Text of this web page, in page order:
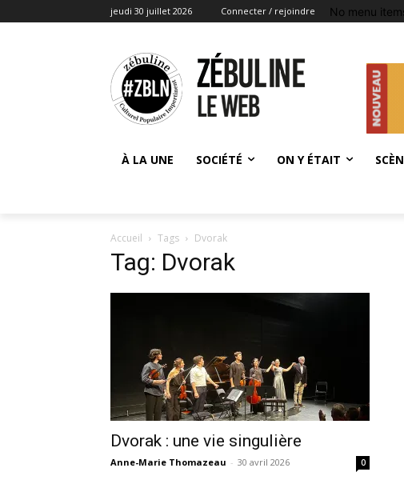
jeudi 30 juillet 2026 Connecter / rejoindre No menu
À LA UNE SOCIÉTÉ ON Y ÉTAIT
Accueil Tags Dvorak
Tag: Dvorak
Dvorak : une vie singulière
Anne-Marie Thomazeau - 30 avril 2026 0